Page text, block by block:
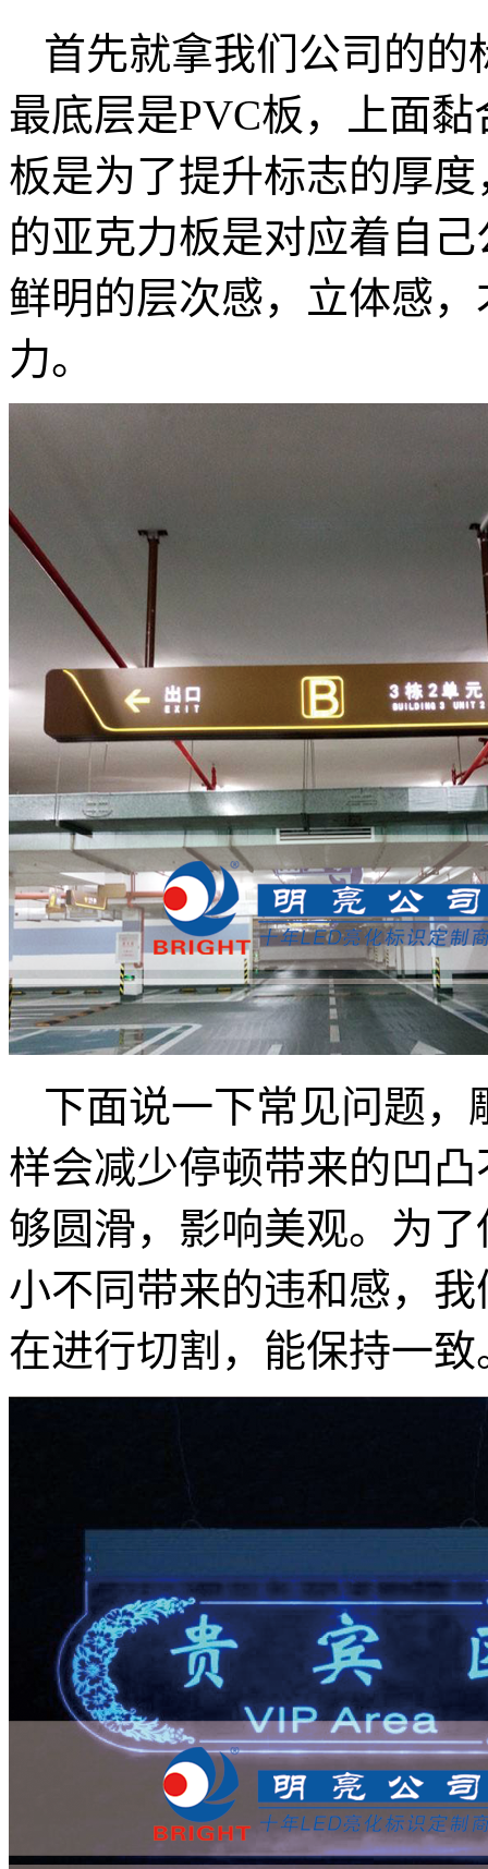
首先就拿我们公司的
最底层是PVC板，上面
板是为了提升标志的厚
的亚克力板是对应着自
鲜明的层次感，立体感
力。
下面说一下常见问题
样会减少停顿带来的凹
够圆滑，影响美观。为
小不同带来的违和感，
在进行切割，能保持一致